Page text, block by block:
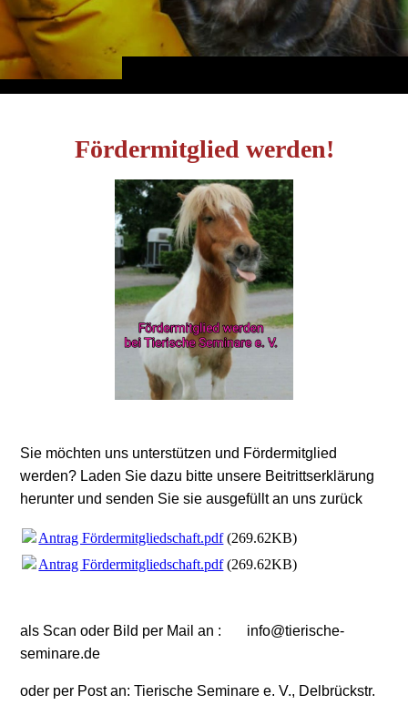
Fördermitglied werden!
Sie möchten uns unterstützen und Fördermitglied
werden? Laden Sie dazu bitte unsere Beitrittserklärung
herunter und senden Sie sie ausgefüllt an uns zurück
Antrag Fördermitgliedschaft.pdf(269.62KB)
Antrag Fördermitgliedschaft.pdf(269.62KB)
als Scan oder Bild per Mail an : info@tierische-
seminare.de
oder per Post an: Tierische Seminare e. V., Delbrückstr.